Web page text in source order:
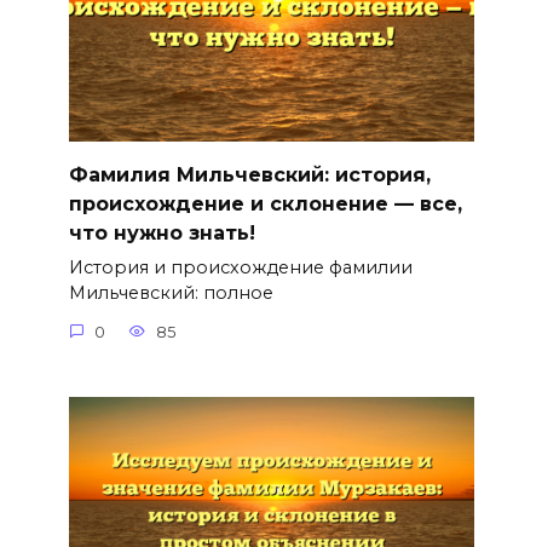
Фамилия Мильчевский: история,
происхождение и склонение — все,
что нужно знать!
История и происхождение фамилии
Мильчевский: полное
0 85